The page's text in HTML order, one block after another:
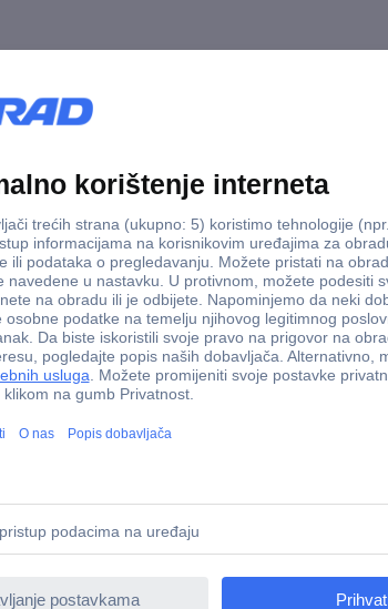
set iznad 8 godina
elektroničkim sklopkama, savršenim za djecu
krugovima i osnovnim teorijama poput
kako eksperimenti funkcioniraju. Nakon
s matičnom pločom koja sadrži sve potrebne
strujni krug je aktiviran i radi.
provedete sastavljajući eksperimente, to ćete